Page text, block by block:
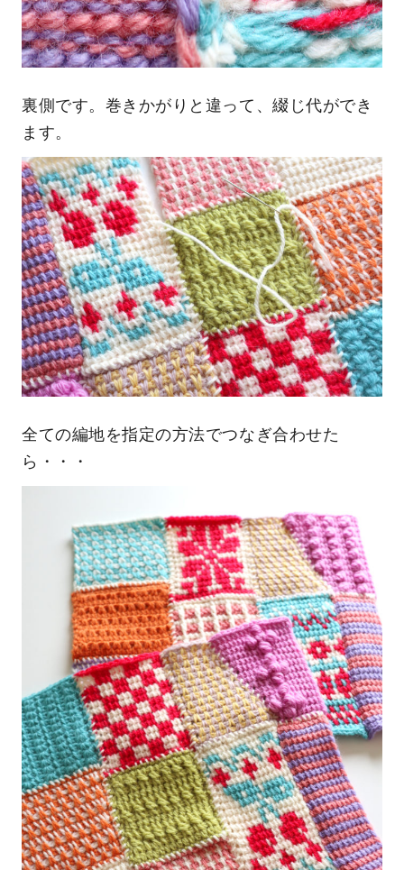
裏側です。巻きかがりと違って、綴じ代ができ
ます。
全ての編地を指定の方法でつなぎ合わせた
ら・・・